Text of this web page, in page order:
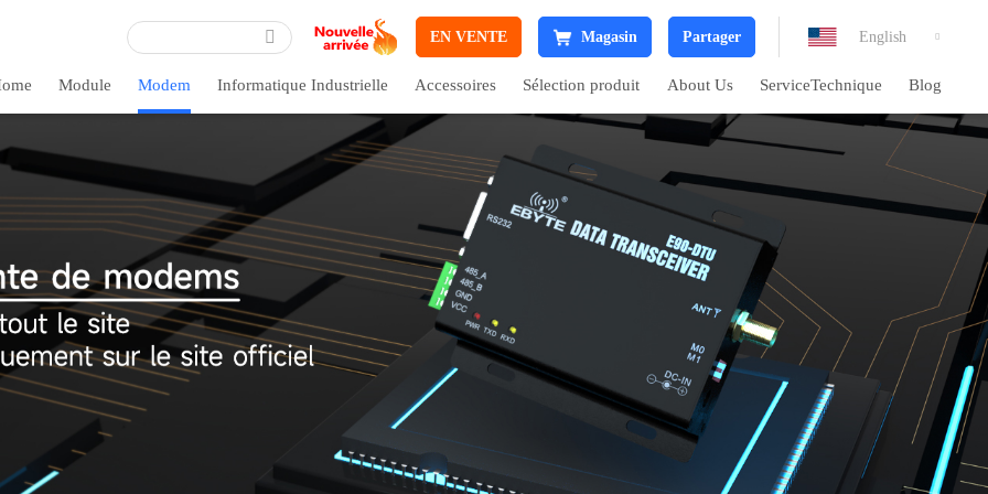
EN VENTE Magasin Partager English 
Module Modem Informatique Industrielle Accessoires Sélection produit About Us ServiceTechnique Blog